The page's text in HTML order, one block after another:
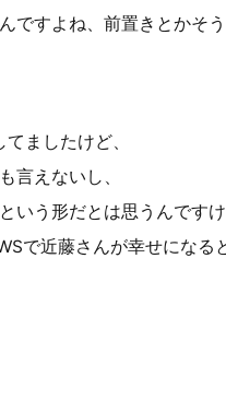
ですよね、前置きとかそ
ましたけど、
言えないし、
いう形だとは思うんです
で近藤さんが幸せになる